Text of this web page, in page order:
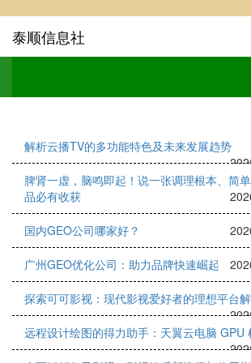
泰顺信息社
解析云播TV的多功能特色及未来发展趋势
脾肾一虚，脑鸣即起！说一张调理根本、简
品必有收获
国内GEO公司哪家好？
广州GEO优化公司：助力品牌快速崛起
探索可可影视：现代影视爱好者的理想平台
远程设计绘图的得力助手：天翼云电脑 GPU